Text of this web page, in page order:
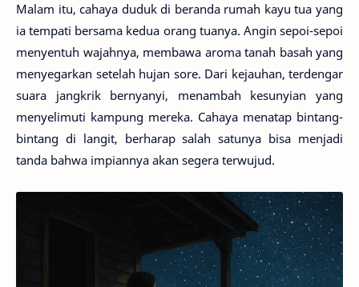
Malam itu, cahaya duduk di beranda rumah kayu tua yang
ia tempati bersama kedua orang tuanya. Angin sepoi-sepoi
menyentuh wajahnya, membawa aroma tanah basah yang
menyegarkan setelah hujan sore. Dari kejauhan, terdengar
suara jangkrik bernyanyi, menambah kesunyian yang
menyelimuti kampung mereka. Cahaya menatap bintang-
bintang di langit, berharap salah satunya bisa menjadi
tanda bahwa impiannya akan segera terwujud.